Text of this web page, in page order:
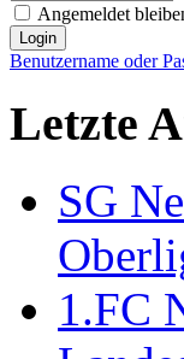
Angemeldet
Benutzername oder
Letzte
SG
1.FC